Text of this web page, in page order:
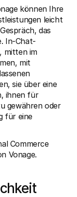
können Ihre
leicht
das
In-Chat-
mitten im
mit
sie über eine
ihnen für
gewähren oder
für eine
Commerce
Vonage.